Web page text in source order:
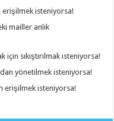
erişilmek isteniyorsa!
mailler anlık
sıkıştırılmak isteniyorsa!
yönetilmek isteniyorsa!
erişilmek isteniyorsa!